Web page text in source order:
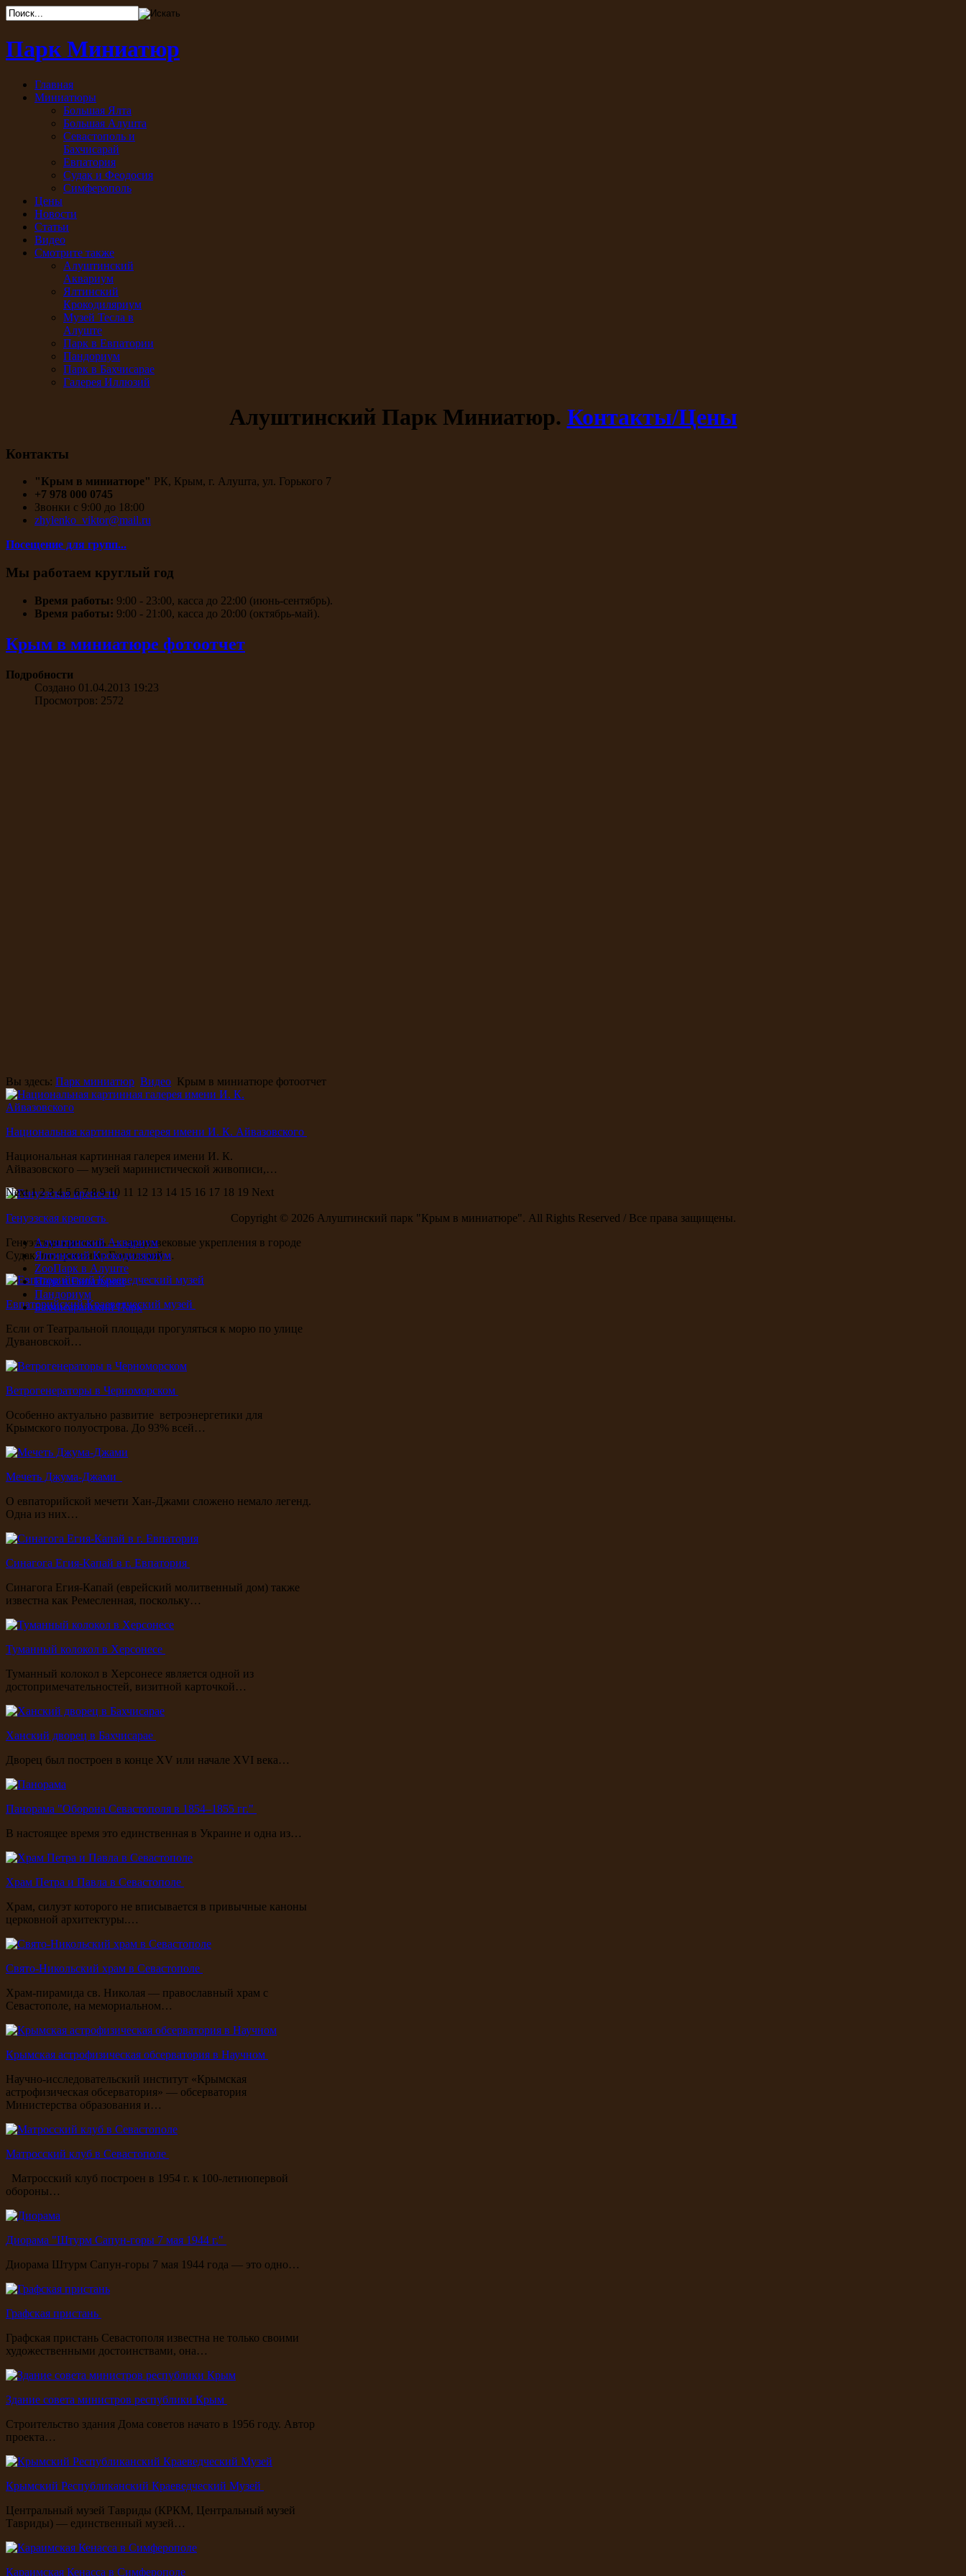
Парк Миниатюр
Главная
Миниатюры
Большая Ялта
Большая Алушта
Севастополь и
Бахчисарай
Евпатория
Судак и Феодосия
Симферополь
Цены
Новости
Статьи
Видео
Смотрите также
Алуштинский
Аквариум
Ялтинский
Крокодиляриум
Музей Тесла в
Алуште
Парк в Евпатории
Пандориум
Парк в Бахчисарае
Галерея Иллюзий
Алуштинский Парк Миниатюр. Контакты/Цены
Контакты
"Крым в миниатюре" РК, Крым, г. Алушта, ул. Горького 7
+7 978 000 0745
Звонки с 9:00 до 18:00
zhylenko_viktor@mail.ru
Посещение для групп...
Мы работаем круглый год
Время работы: 9:00 - 23:00, касса до 22:00 (июнь-сентябрь).
Время работы: 9:00 - 21:00, касса до 20:00 (октябрь-май).
Крым в миниатюре фотоотчет
Подробности
Создано 01.04.2013 19:23
Просмотров: 2572
Вы здесь: Парк миниатюр Видео Крым в миниатюре фотоотчет
Национальная картинная галерея имени И. К. Айвазовского
Национальная картинная галерея имени И. К.
Айвазовского — музей маринистической живописи,…
Генуэзская крепость
Генуэзская крепость — средневековые укрепления в городе
Судак, построенные Генуэзской…
Евпаторийский Краеведческий музей
Если от Театральной площади прогуляться к морю по улице
Дувановской…
Ветрогенераторы в Черноморском
Особенно актуально развитие ветроэнергетики для
Крымского полуострова. До 93% всей…
Мечеть Джума-Джами
О евпаторийской мечети Хан-Джами сложено немало легенд.
Одна из них…
Синагога Егия-Капай в г. Евпатория
Синагога Егия-Капай (еврейский молитвенный дом) также
известна как Ремесленная, поскольку…
Туманный колокол в Херсонесе
Туманный колокол в Херсонесе является одной из
достопримечательностей, визитной карточкой…
Ханский дворец в Бахчисарае
Дворец был построен в конце XV или начале XVI века…
Панорама "Оборона Севастополя в 1854–1855 гг."
В настоящее время это единственная в Украине и одна из…
Храм Петра и Павла в Севастополе
Храм, силуэт которого не вписывается в привычные каноны
церковной архитектуры.…
Свято-Никольский храм в Севастополе
Храм-пирамида св. Николая — православный храм с
Севастополе, на мемориальном…
Крымская астрофизическая обсерватория в Научном
Научно-исследовательский институт «Крымская
астрофизическая обсерватория» — обсерватория
Министерства образования и…
Матросский клуб в Севастополе
Матросский клуб построен в 1954 г. к 100-летиюпервой
обороны…
Диорама "Штурм Сапун-горы 7 мая 1944 г."
Диорама Штурм Сапун-горы 7 мая 1944 года — это одно…
Графская пристань
Графская пристань Севастополя известна не только своими
художественными достоинствами, она…
Здание совета министров республики Крым
Строительство здания Дома советов начато в 1956 году. Автор
проекта…
Крымский Республиканский Краеведческий Музей
Центральный музей Тавриды (КРКМ, Центральный музей
Тавриды) — единственный музей…
Караимская Кенасса в Симферополе
Next12345678910 11 12 13 14 15 16 17 18 19 Next
Copyright © 2026 Алуштинский парк "Крым в миниатюре". All Rights Reserved / Все права защищены.
Алуштинский Аквариум
Ялтинский Крокодиляриум
ZooПарк в Алуште
Парк в Евпатории
Пандориум
Бахчисарайский Парк